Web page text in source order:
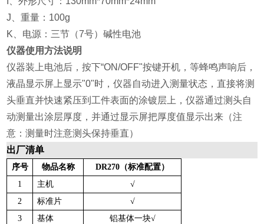
J、重量：100g
K、电源：三节（7号）碱性电池
仪器使用方法说明
仪器装上电池后，按下“ON/OFF"按键开机，等蜂鸣声响后，
液晶显示屏上显示"0"时，仪器自动进入测量状态，直接将测
头垂直并快速紧压到工件表面的涂镀层上，仪器通过测头自
动测量出涂层厚度，并通过显示屏把厚度值显示出来（注
意：测量时注意测头保持垂直）
出厂清单
序号 物品名称 DR270（标准配置）
1
主机
√
2
标准片
√
3
基体 铝基体一块√